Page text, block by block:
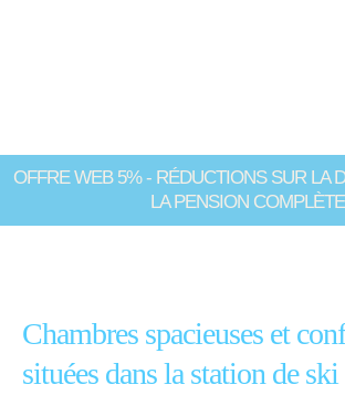
OFFRE WEB 5% - RÉDUCTIONS SUR LA
LA PENSION COMPLÈTE
Chambres spacieuses et
situées dans la station de